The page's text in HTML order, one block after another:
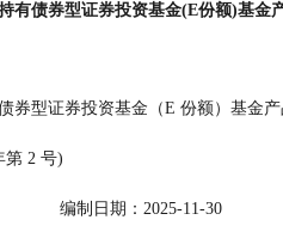
有债券型证券投资基金(E份额)基金
债券型证券投资基金（E 份额）基金
(2025 年第 2 号)
                                                    编制日期：2025-11-30